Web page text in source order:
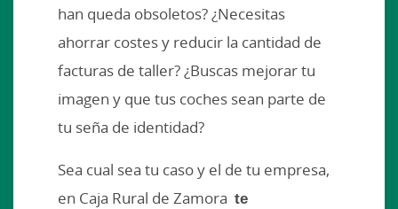
han queda obsoletos? ¿Necesitas
ahorrar costes y reducir la cantidad de
facturas de taller? ¿Buscas mejorar tu
imagen y que tus coches sean parte de
tu seña de identidad?
Sea cual sea tu caso y el de tu empresa,
en Caja Rural de Zamora te